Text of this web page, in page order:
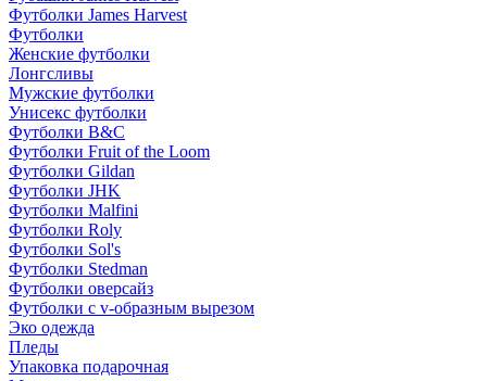
Футболки James Harvest
Футболки
Женские футболки
Лонгсливы
Мужские футболки
Унисекс футболки
Футболки B&C
Футболки Fruit of the Loom
Футболки Gildan
Футболки JHK
Футболки Malfini
Футболки Roly
Футболки Sol's
Футболки Stedman
Футболки оверсайз
Футболки с v-образным вырезом
Эко одежда
Пледы
Упаковка подарочная